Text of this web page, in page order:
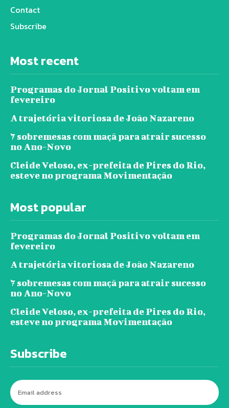
Contact
Subscribe
Most recent
Programas do Jornal Positivo voltam em
fevereiro
A trajetória vitoriosa de João Nazareno
7 sobremesas com maçã para atrair sucesso
no Ano-Novo
Cleide Veloso, ex-prefeita de Pires do Rio,
esteve no programa Movimentação
Most popular
Programas do Jornal Positivo voltam em
fevereiro
A trajetória vitoriosa de João Nazareno
7 sobremesas com maçã para atrair sucesso
no Ano-Novo
Cleide Veloso, ex-prefeita de Pires do Rio,
esteve no programa Movimentação
Subscribe